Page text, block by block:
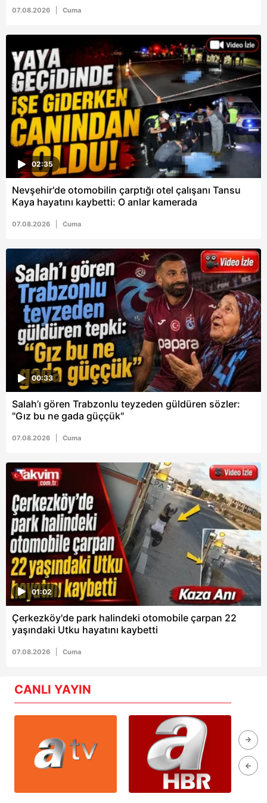
6698 sayılı Kişisel Verilerin Korunması Kanunu uyarınca
ilgili mevzuata uygun olarak kullanılan çerezlerle ilgili bilgi
almak için lütfen
tıklayınız
07.08.2026 Cuma
02:35
Nevşehir'de otomobilin çarptığı otel çalışanı Tansu
Kaya hayatını kaybetti: O anlar kamerada
07.08.2026 Cuma
00:33
Salah’ı gören Trabzonlu teyzeden güldüren sözler:
"Gız bu ne gada güççük"
07.08.2026 Cuma
01:02
Çerkezköy'de park halindeki otomobile çarpan 22
yaşındaki Utku hayatını kaybetti
07.08.2026 Cuma
CANLI YAYIN